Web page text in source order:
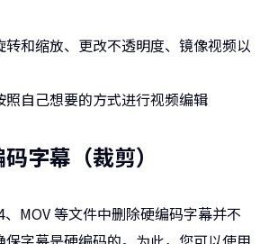
和缩放、更改不透明度、镜像视频以
自己想要的方式进行视频编辑
字幕（裁剪）
、MOV 等文件中删除硬编码字幕并不